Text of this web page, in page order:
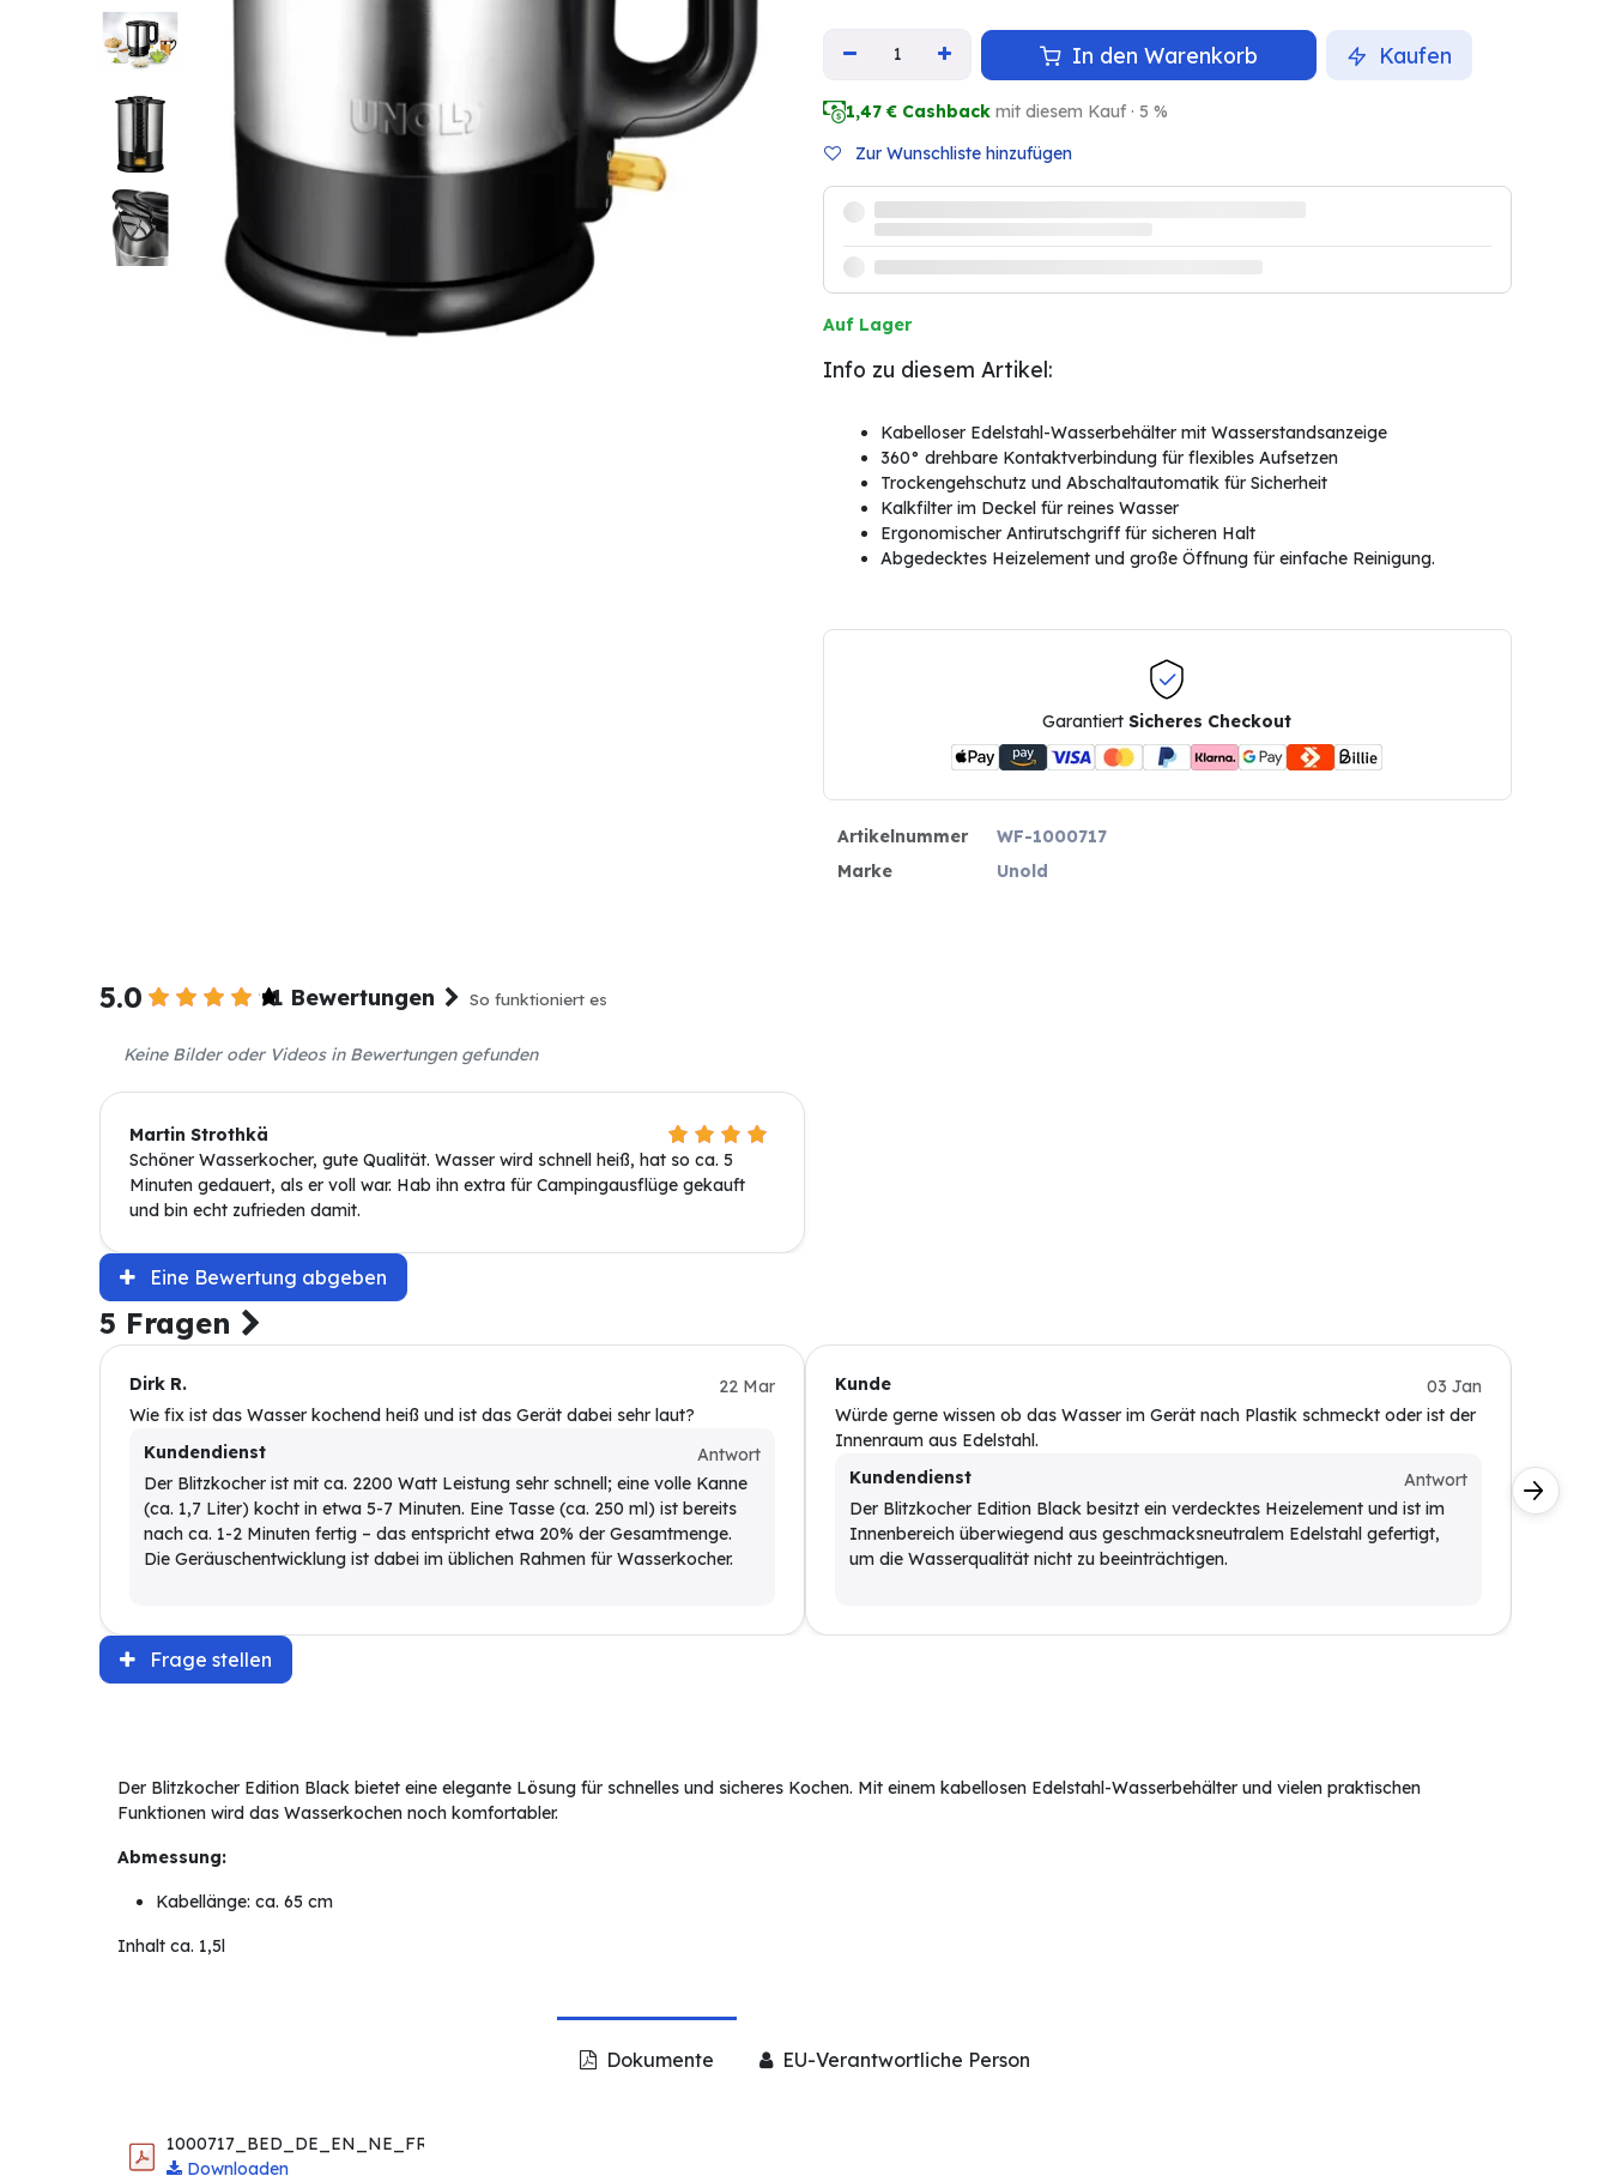
In den Warenkorb Kaufen
1,47 € Cashback mit diesem Kauf · 5 %
Zur Wunschliste hinzufügen
Auf Lager
Info zu diesem Artikel:
Kabelloser Edelstahl-Wasserbehälter mit Wasserstandsanzeige
360° drehbare Kontaktverbindung für flexibles Aufsetzen
Trockengehschutz und Abschaltautomatik für Sicherheit
Kalkfilter im Deckel für reines Wasser
Ergonomischer Antirutschgriff für sicheren Halt
Abgedecktes Heizelement und große Öffnung für einfache Reinigung.
GarantiertSicheres Checkout
Artikelnummer
WF-1000717
Marke
Unold
5.0 1 Bewertungen So funktioniert es
Keine Bilder oder Videos in Bewertungen gefunden
Martin Strothkä
Schöner Wasserkocher, gute Qualität. Wasser wird schnell heiß, hat so ca. 5
Minuten gedauert, als er voll war. Hab ihn extra für Campingausflüge gekauft
und bin echt zufrieden damit.
Eine Bewertung abgeben
5 Fragen
Dirk R.
22 Mar
Wie fix ist das Wasser kochend heiß und ist das Gerät dabei sehr laut?
Kundendienst
Antwort
Der Blitzkocher ist mit ca. 2200 Watt Leistung sehr schnell; eine volle Kanne
(ca. 1,7 Liter) kocht in etwa 5-7 Minuten. Eine Tasse (ca. 250 ml) ist bereits
nach ca. 1-2 Minuten fertig – das entspricht etwa 20% der Gesamtmenge.
Die Geräuschentwicklung ist dabei im üblichen Rahmen für Wasserkocher.
Kunde
03 Jan
Würde gerne wissen ob das Wasser im Gerät nach Plastik schmeckt oder ist der
Innenraum aus Edelstahl.
Kundendienst
Antwort
Der Blitzkocher Edition Black besitzt ein verdecktes Heizelement und ist im
Innenbereich überwiegend aus geschmacksneutralem Edelstahl gefertigt,
um die Wasserqualität nicht zu beeinträchtigen.
Ja,
Frage stellen
Der Blitzkocher Edition Black bietet eine elegante Lösung für schnelles und sicheres Kochen. Mit einem kabellosen Edelstahl-Wasserbehälter und vielen praktischen
Funktionen wird das Wasserkochen noch komfortabler.
Abmessung:
Kabellänge: ca. 65 cm
Inhalt ca. 1,5l
Dokumente EU-Verantwortliche Person
1000717_BED_DE_EN_NE_FR_IT_ES_01.pdf
Downloaden